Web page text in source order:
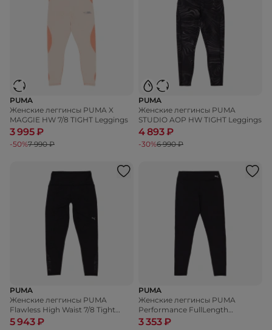
PUMA
Женские леггинсы PUMA X
MAGGIE HW 7/8 TIGHT Leggings
3 995 ₽
-50%7 990 ₽
PUMA
Женские леггинсы PUMA
STUDIO AOP HW TIGHT Leggings
4 893 ₽
-30%6 990 ₽
PUMA
Женские леггинсы PUMA
Flawless High Waist 7/8 Tight
Leggings
5 943 ₽
PUMA
Женские леггинсы PUMA
Performance FullLength
Leggings
3 353 ₽